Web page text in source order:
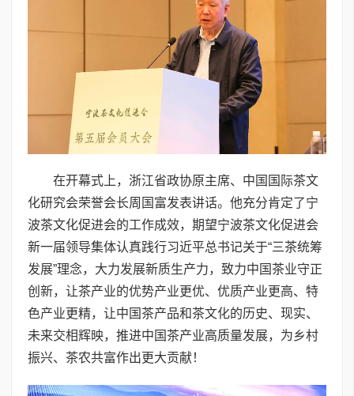
在开幕式上，浙江省政协原主席、中国国际茶文
化研究会荣誉会长周国富发表讲话。他充分肯定了宁
波茶文化促进会的工作成效，期望宁波茶文化促进会
新一届领导集体认真践行习近平总书记关于“三茶统筹
发展”理念，大力发展新质生产力，致力中国茶业守正
创新，让茶产业的优势产业更优、优质产业更高、特
色产业更精，让中国茶产品和茶文化的历史、现实、
未来交相辉映，推进中国茶产业高质量发展，为乡村
振兴、茶农共富作出更大贡献！